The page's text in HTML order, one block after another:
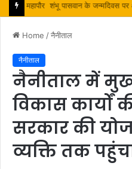
Home /नैनीताल
नैनीताल
नैनीताल में
विकास कार्यों
सरकार की
व्यक्ति तक